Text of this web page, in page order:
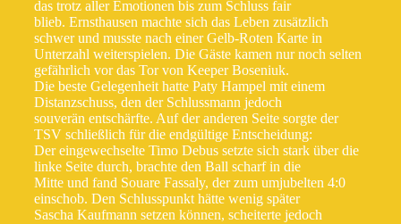
das trotz aller Emotionen bis zum Schluss fair
blieb. Ernsthausen machte sich das Leben zusätzlich
schwer und musste nach einer Gelb-Roten Karte in
Unterzahl weiterspielen. Die Gäste kamen nur noch selten
gefährlich vor das Tor von Keeper Boseniuk.
Die beste Gelegenheit hatte Paty Hampel mit einem
Distanzschuss, den der Schlussmann jedoch
souverän entschärfte. Auf der anderen Seite sorgte der
TSV schließlich für die endgültige Entscheidung:
Der eingewechselte Timo Debus setzte sich stark über die
linke Seite durch, brachte den Ball scharf in die
Mitte und fand Souare Fassaly, der zum umjubelten 4:0
einschob. Den Schlusspunkt hätte wenig später
Sascha Kaufmann setzen können, scheiterte jedoch